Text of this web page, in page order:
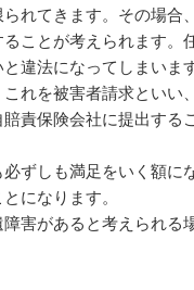
れてきます。その場合
ことが考えられます。
違法になってしまいま
れを被害者請求といい
責保険会社に提出する
ずしも満足をいく額に
になります。
害があると考えられる